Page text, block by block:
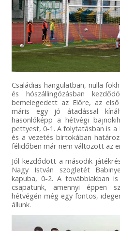
Családias hangulatban, nulla
és hószállingózásban
bemelegedett az Előre, az
máris egy jó átadással
hasonlóképp a hétvégi
pettyest, 0-1. A folytatásban is
és a vezetés birtokában
félidőben már nem változott az
Jól kezdődött a második
Nagy István szögletét
kapuba, 0-2. A továbbiakban
csapatunk, amennyi éppen
hétvégén még egy fontos,
állunk.